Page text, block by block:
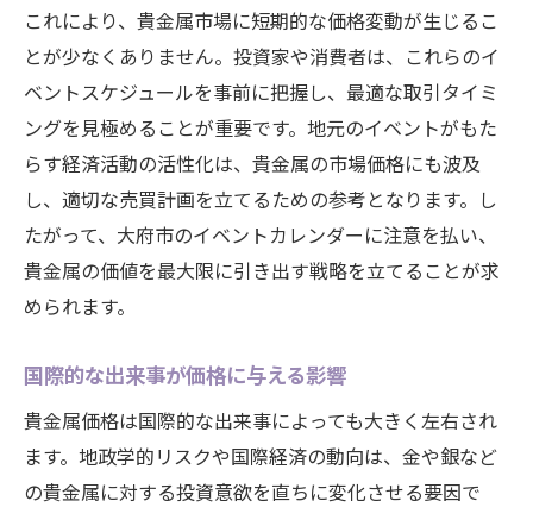
これにより、貴金属市場に短期的な価格変動が生じるこ
とが少なくありません。投資家や消費者は、これらのイ
ベントスケジュールを事前に把握し、最適な取引タイミ
ングを見極めることが重要です。地元のイベントがもた
らす経済活動の活性化は、貴金属の市場価格にも波及
し、適切な売買計画を立てるための参考となります。し
たがって、大府市のイベントカレンダーに注意を払い、
貴金属の価値を最大限に引き出す戦略を立てることが求
められます。
国際的な出来事が価格に与える影響
貴金属価格は国際的な出来事によっても大きく左右され
ます。地政学的リスクや国際経済の動向は、金や銀など
の貴金属に対する投資意欲を直ちに変化させる要因で